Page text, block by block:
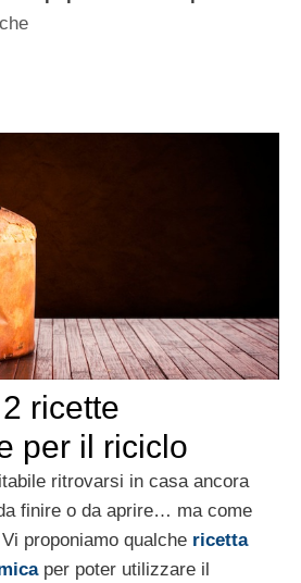
ricette
per il riciclo
ritrovarsi in casa ancora
finire o da aprire… ma come
proponiamo qualche ricetta
per poter utilizzare il